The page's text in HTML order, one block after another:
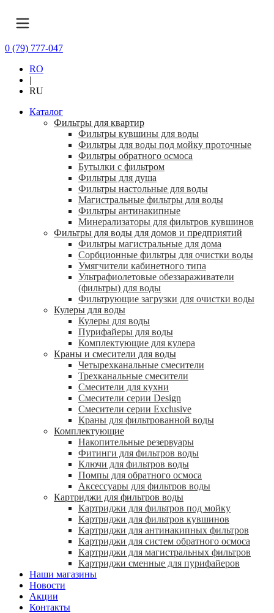
0 (79) 777-047
RO
|
RU
Каталог
Фильтры для квартир
Фильтры кувшины для воды
Фильтры для воды под мойку проточные
Фильтры обратного осмоса
Бутылки с фильтром
Фильтры для душа
Фильтры настольные для воды
Магистральные фильтры для воды
Фильтры антинакипные
Минерализаторы для фильтров кувшинов
Фильтры для воды для домов и предприятий
Фильтры магистральные для дома
Сорбционные фильтры для очистки воды
Умягчители кабинетного типа
Ультрафиолетовые обеззараживатели
(фильтры) для воды
Фильтрующие загрузки для очистки воды
Кулеры для воды
Кулеры для воды
Пурифайеры для воды
Комплектующие для кулера
Краны и смесители для воды
Четырехканальные смесители
Трехканальные смесители
Смесители для кухни
Смесители серии Design
Смесители серии Exclusive
Краны для фильтрованной воды
Комплектующие
Накопительные резервуары
Фитинги для фильтров воды
Ключи для фильтров воды
Помпы для обратного осмоса
Аксессуары для фильтров воды
Картриджи для фильтров воды
Картриджи для фильтров под мойку
Картриджи для фильтров кувшинов
Картриджи для антинакипных фильтров
Картриджи для систем обратного осмоса
Картриджи для магистральных фильтров
Картриджи сменные для пурифайеров
Наши магазины
Новости
Акции
Контакты